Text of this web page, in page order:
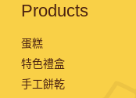
Products
蛋糕
特色禮盒
手工餅乾